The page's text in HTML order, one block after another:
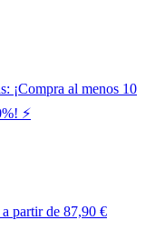
¡Compra al menos 10
⚡️
a partir de 87,90 €